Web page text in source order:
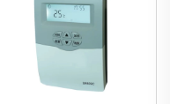
воды с тепловым
и солнечным
коллектором